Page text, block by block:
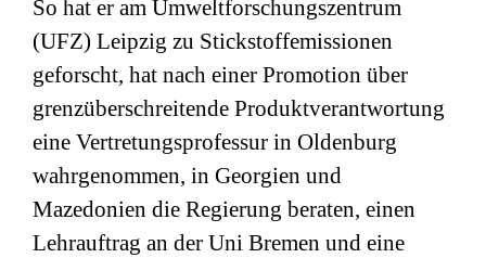
So hat er am Umweltforschungszentrum
(UFZ) Leipzig zu Stickstoffemissionen
geforscht, hat nach einer Promotion über
grenzüberschreitende Produktverantwortung
eine Vertretungsprofessur in Oldenburg
wahrgenommen, in Georgien und
Mazedonien die Regierung beraten, einen
Lehrauftrag an der Uni Bremen und eine